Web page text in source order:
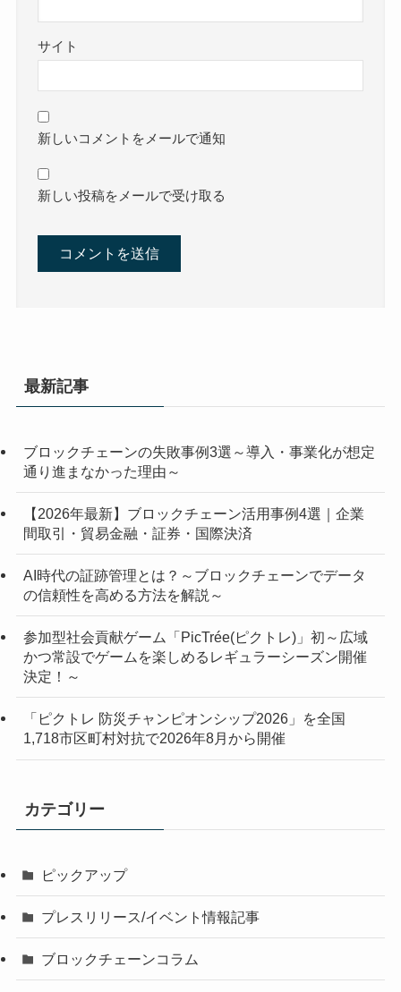
サイト
新しいコメントをメールで通知
新しい投稿をメールで受け取る
最新記事
ブロックチェーンの失敗事例3選～導入・事業化が想定
通り進まなかった理由～
【2026年最新】ブロックチェーン活用事例4選｜企業
間取引・貿易金融・証券・国際決済
AI時代の証跡管理とは？～ブロックチェーンでデータ
の信頼性を高める方法を解説～
参加型社会貢献ゲーム「PicTrée(ピクトレ)」初～広域
かつ常設でゲームを楽しめるレギュラーシーズン開催
決定！～
「ピクトレ 防災チャンピオンシップ2026」を全国
1,718市区町村対抗で2026年8月から開催
カテゴリー
ピックアップ
プレスリリース/イベント情報記事
ブロックチェーンコラム